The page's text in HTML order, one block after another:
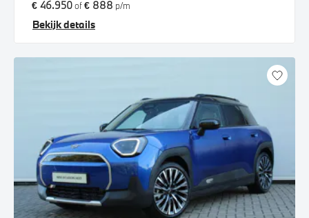
€ 46.950of€ 888 p/m
Bekijk details